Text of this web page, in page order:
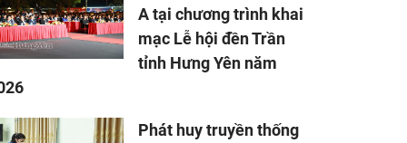
A tại chương trình khai
mạc Lễ hội đền Trần
tỉnh Hưng Yên năm
Phát huy truyền thống